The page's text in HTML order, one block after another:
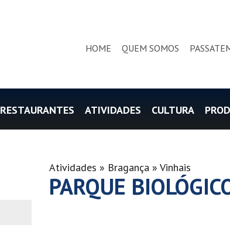
HOME QUEM SOMOS
RESTAURANTES ATIVIDADES CULTURA
Atividades Bragança Vinhais
PARQUE